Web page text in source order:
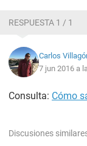
RESPUESTA 1 / 1
Carlos
7 jun 2016 a
Consulta: Cómo
Discusiones